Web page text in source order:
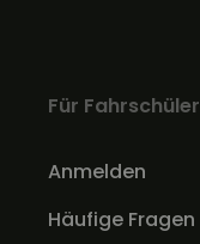
Für Fahrschüler
Anmelden
Häufige Fragen